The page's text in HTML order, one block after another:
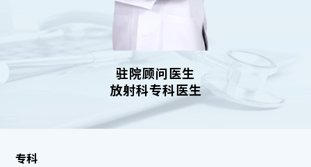
驻院顾问医生
放射科专科医生
专科